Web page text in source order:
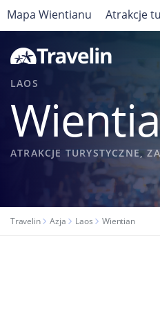
LAOS
ATRAKCJE TURYSTYCZNE,
Travelin Azja Laos Wientian
Mapa Wientianu Atrakcje